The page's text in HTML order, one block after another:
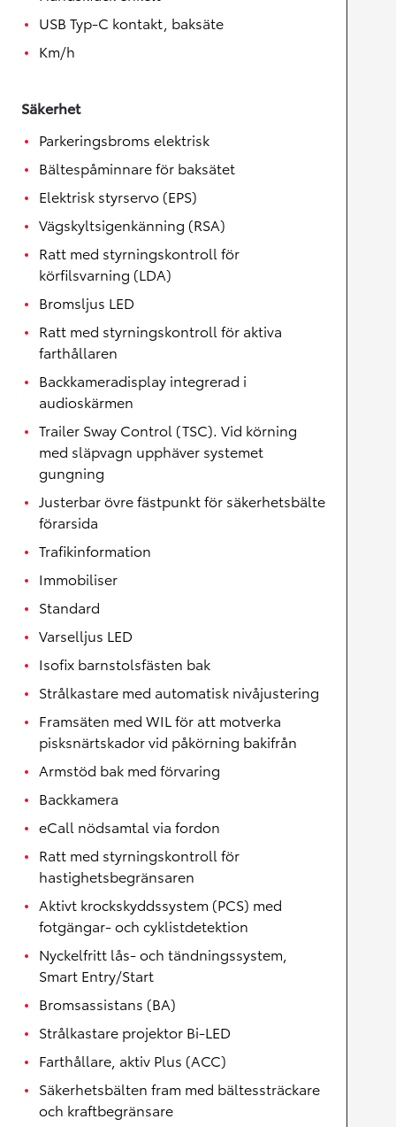
USB Typ-C kontakt, baksäte
Km/h
Säkerhet
Parkeringsbroms elektrisk
Bältespåminnare för baksätet
Elektrisk styrservo (EPS)
Vägskyltsigenkänning (RSA)
Ratt med styrningskontroll för
körfilsvarning (LDA)
Bromsljus LED
Ratt med styrningskontroll för aktiva
farthållaren
Backkameradisplay integrerad i
audioskärmen
Trailer Sway Control (TSC). Vid körning
med släpvagn upphäver systemet
gungning
Justerbar övre fästpunkt för säkerhetsbälte
förarsida
Trafikinformation
Immobiliser
Standard
Varselljus LED
Isofix barnstolsfästen bak
Strålkastare med automatisk nivåjustering
Framsäten med WIL för att motverka
pisksnärtskador vid påkörning bakifrån
Armstöd bak med förvaring
Backkamera
eCall nödsamtal via fordon
Ratt med styrningskontroll för
hastighetsbegränsaren
Aktivt krockskyddssystem (PCS) med
fotgängar- och cyklistdetektion
Nyckelfritt lås- och tändningssystem,
Smart Entry/Start
Bromsassistans (BA)
Strålkastare projektor Bi-LED
Farthållare, aktiv Plus (ACC)
Säkerhetsbälten fram med bältessträckare
och kraftbegränsare